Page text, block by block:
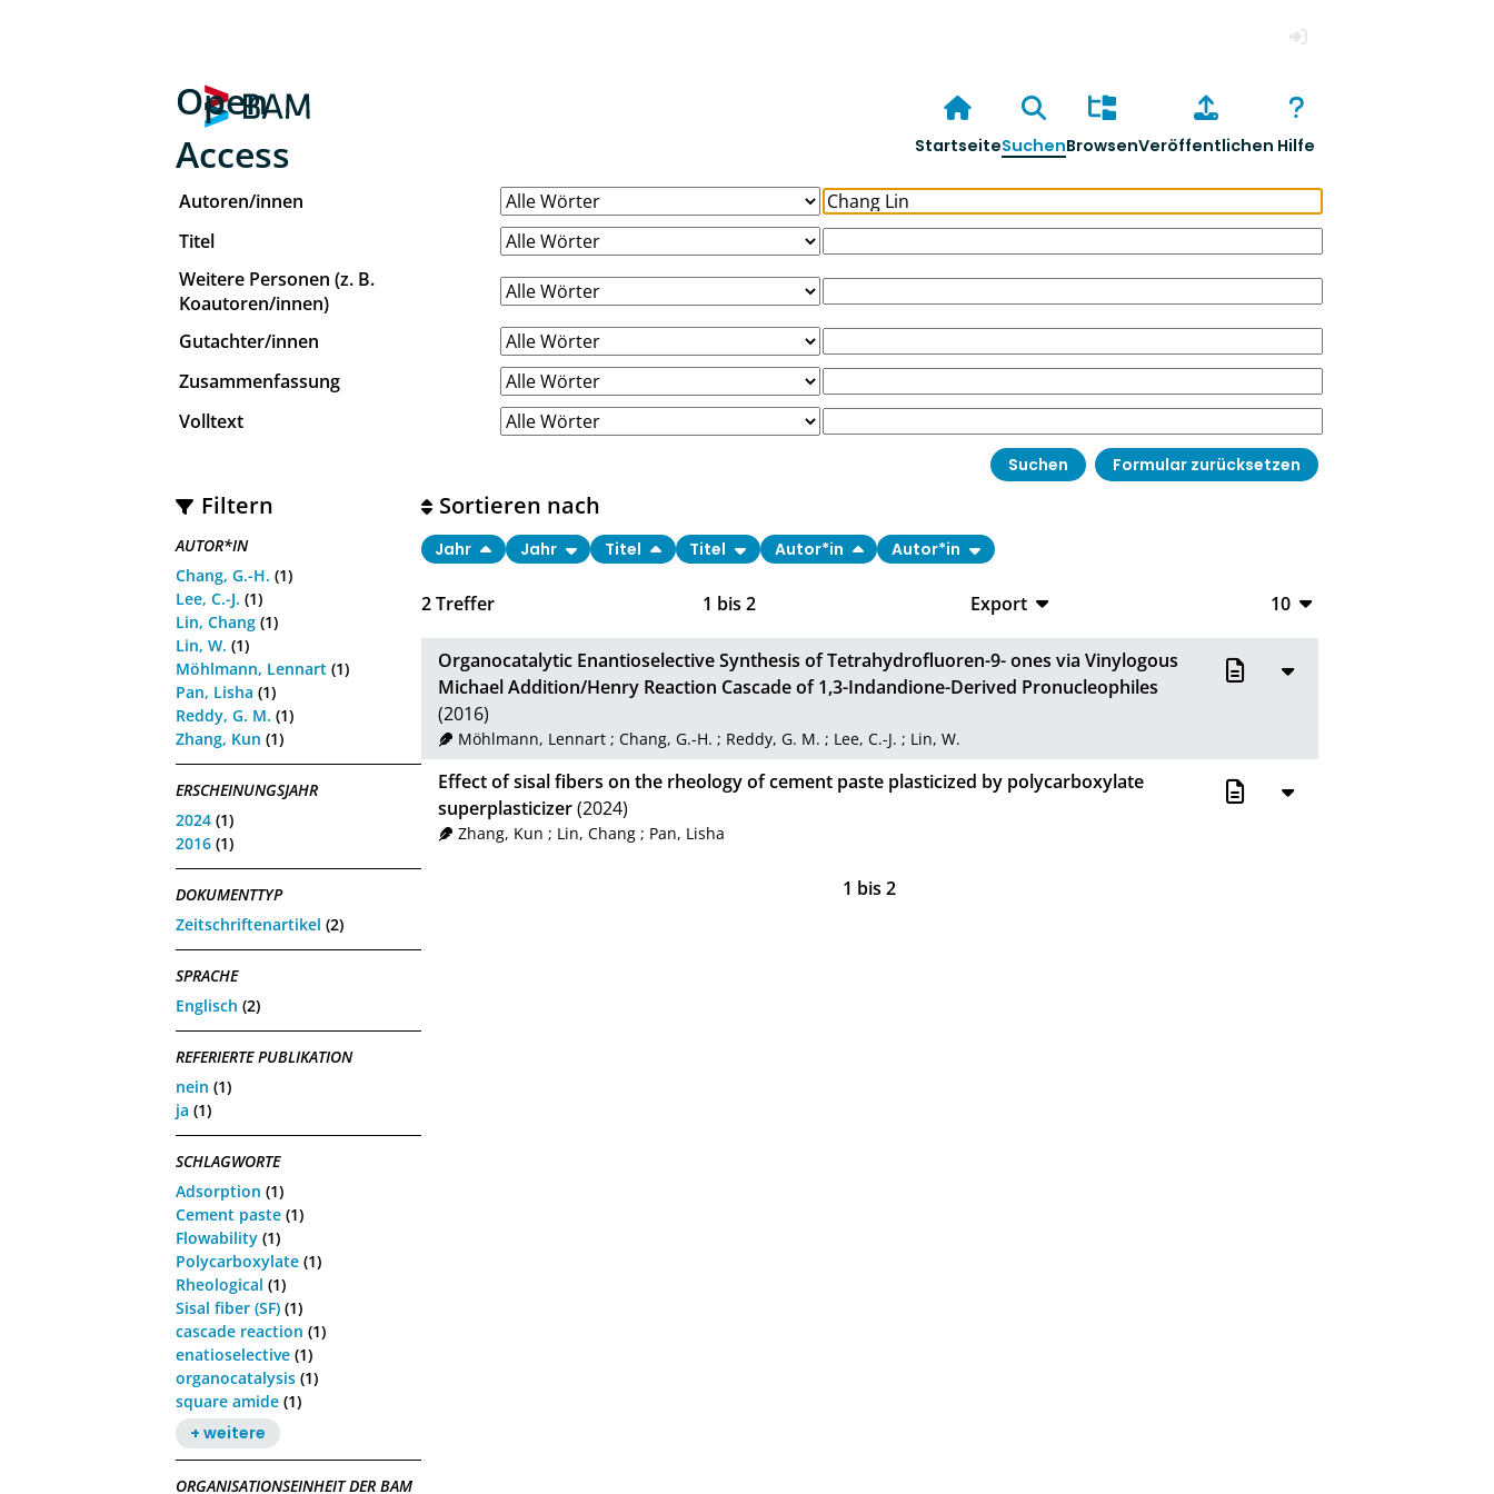
Open
Access
StartseiteSuchenBrowsenVeröffentlichen Hilfe
Autoren/innen
Titel
Weitere Personen (z. B.
Koautoren/innen)
Gutachter/innen
Zusammenfassung
Volltext
Filtern
AUTOR*IN
Chang, G.-H. (1)
Lee, C.-J. (1)
Lin, Chang (1)
Lin, W. (1)
Möhlmann, Lennart (1)
Pan, Lisha (1)
Reddy, G. M. (1)
Zhang, Kun (1)
ERSCHEINUNGSJAHR
2024 (1)
2016 (1)
DOKUMENTTYP
Zeitschriftenartikel (2)
SPRACHE
Englisch (2)
REFERIERTE PUBLIKATION
nein (1)
ja (1)
SCHLAGWORTE
Adsorption (1)
Cement paste (1)
Flowability (1)
Polycarboxylate (1)
Rheological (1)
Sisal fiber (SF) (1)
cascade reaction (1)
enatioselective (1)
organocatalysis (1)
square amide (1)
+ weitere
ORGANISATIONSEINHEIT DER BAM
2Treffer 1 bis 2
Export
CSV
RIS
10
10
20
Sortieren nach
Jahr Jahr Titel Titel Autor*in Autor*in
Organocatalytic Enantioselective Synthesis of Tetrahydrofluoren-9- ones via Vinylogous
Michael Addition/Henry Reaction Cascade of 1,3-Indandione-Derived Pronucleophiles
(2016)
Möhlmann, Lennart ;Chang, G.-H. ; Reddy, G. M. ; Lee, C.-J. ; Lin, W.
Effect of sisal fibers on the rheology of cement paste plasticized by polycarboxylate
superplasticizer(2024)
Zhang, Kun ; Lin, Chang ; Pan, Lisha
1 bis2